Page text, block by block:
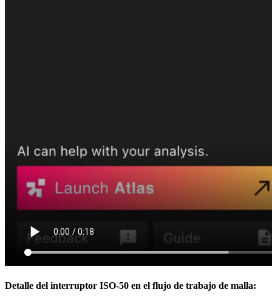
Detalle del interruptor ISO-50 en el flujo de trabajo de malla: